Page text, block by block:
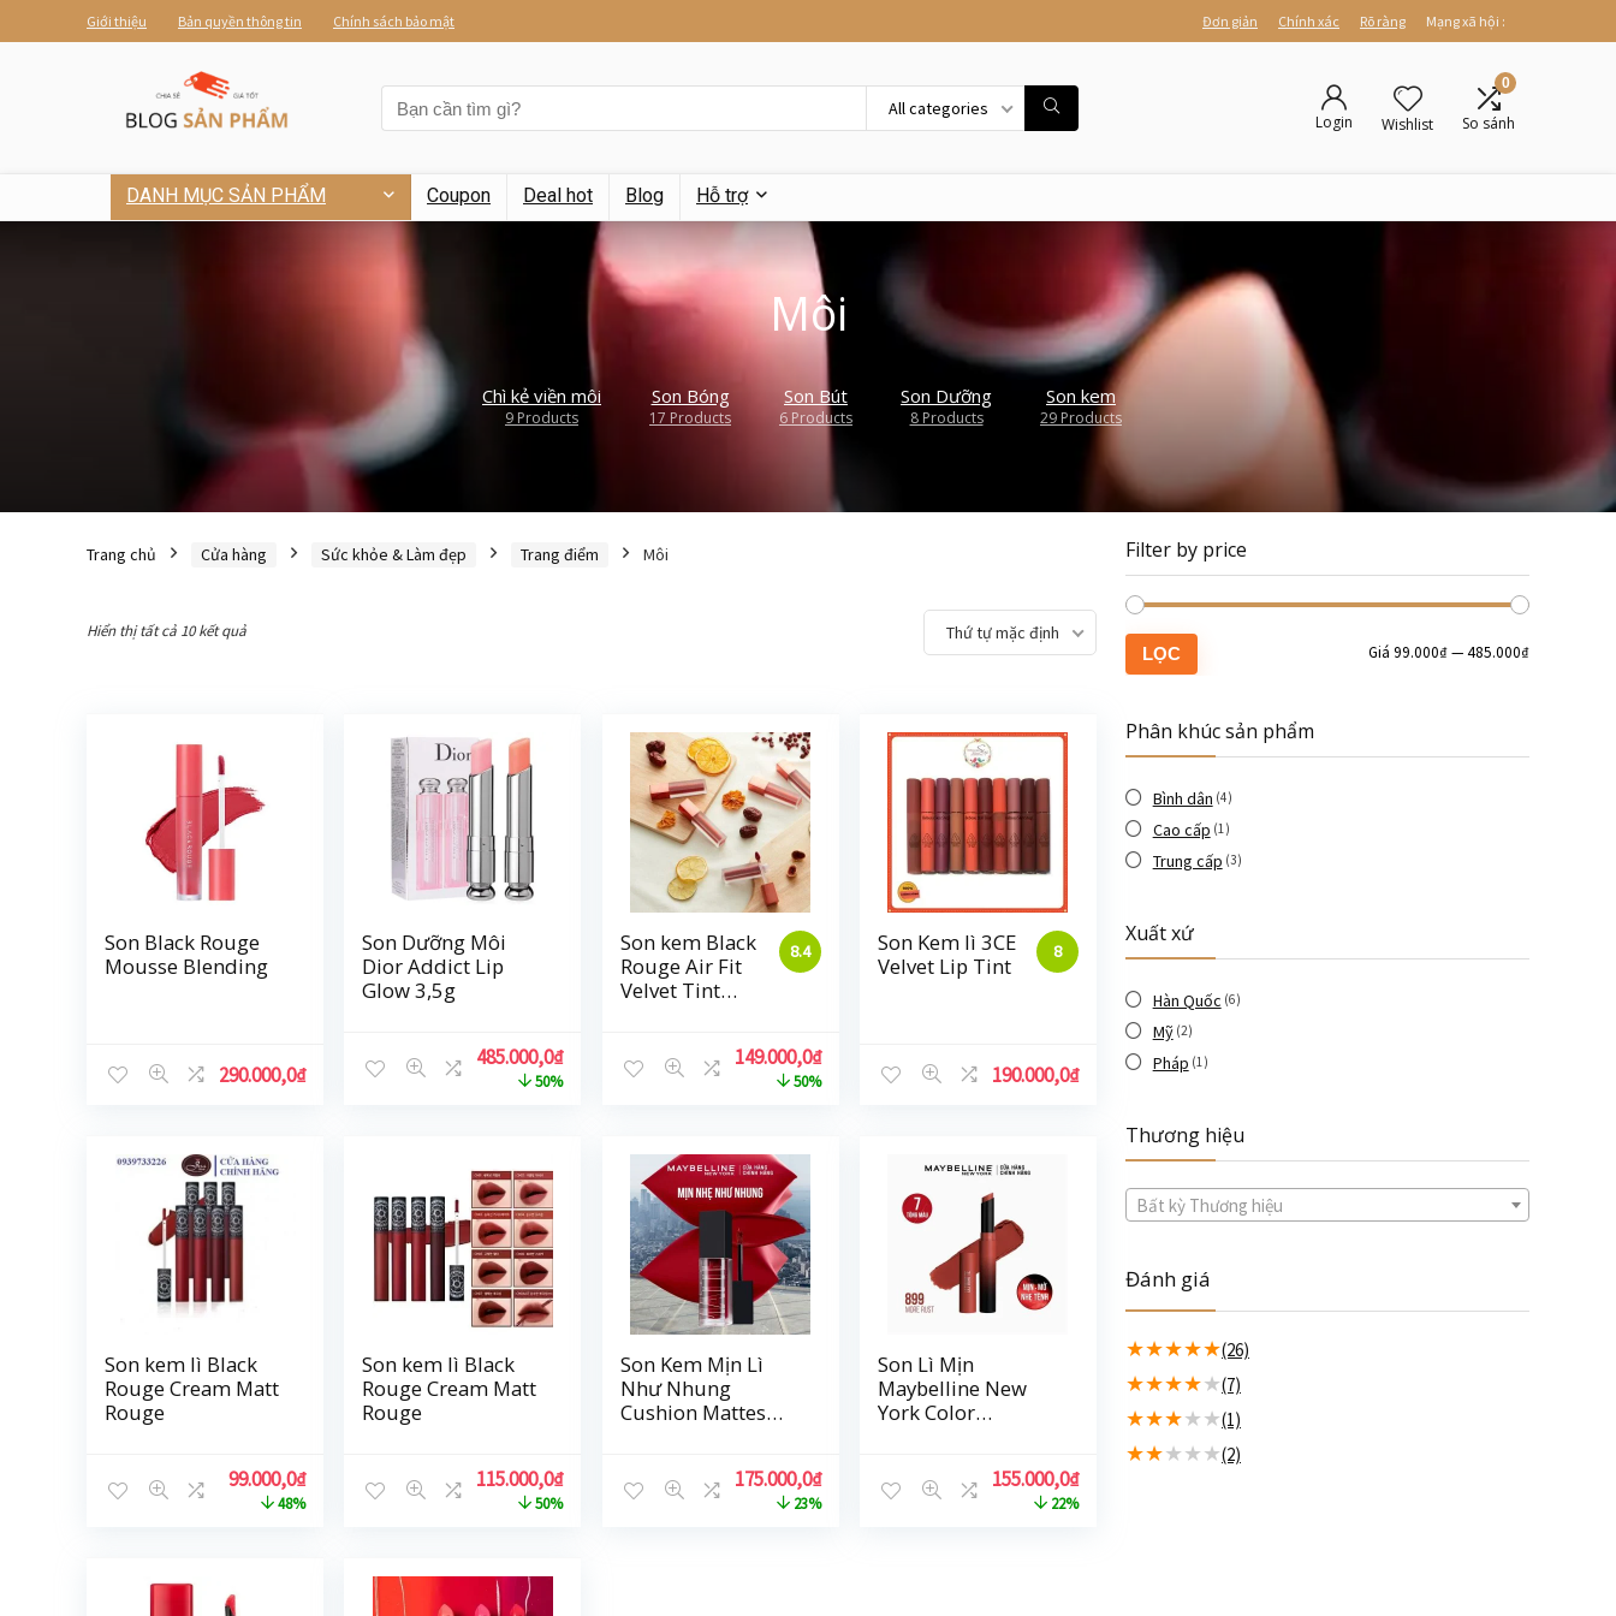
Giới thiệu Bản quyền thông tin Chính sách bảo mật Đơn giản Chính xác Rõ ràng Mạng xã hội :
All categories
Login Wishlist
0
So sánh
DANH MỤC SẢN PHẨM Coupon Deal hot Blog Hỗ trợ
Môi
Chì kẻ viền môi
9 Products
Son Bóng
17 Products
Son Bút
6 Products
Son Dưỡng
8 Products
Son kem
29 Products
Trang chủ Cửa hàng Sức khỏe & Làm đẹp Trang điểm Môi
Hiển thị tất cả 10 kết quả Thứ tự mặc định
Son Black Rouge
Mousse Blending
290.000,0₫
Son Dưỡng Môi
Dior Addict Lip
Glow 3,5g
485.000,0₫
50%
8.4
Son kem Black
Rouge Air Fit
Velvet Tint
149.000,0₫
50%
8
Son Kem lì 3CE
Velvet Lip Tint
190.000,0₫
Son kem lì Black
Rouge Cream Matt
Rouge
99.000,0₫
48%
Son kem lì Black
Rouge Cream Matt
Rouge
115.000,0₫
50%
Son Kem Mịn Lì
Như Nhung
Cushion Mattes
Đa Chiều 6.4ml175.000,0₫
23%
Son Lì Mịn
Maybelline New
York Color
Cao Cấp 1.7g155.000,0₫
22%
Filter by price
LỌC Giá 99.000₫—485.000₫
Phân khúc sản phẩm
Bình dân (4)
Cao cấp (1)
Trung cấp (3)
Xuất xứ
Hàn Quốc (6)
Mỹ (2)
Pháp (1)
Thương hiệu
Bất kỳ Thương hiệu
Đánh giá
★★★★★(26)
★★★★★(7)
★★★★★(1)
★★★★★(2)